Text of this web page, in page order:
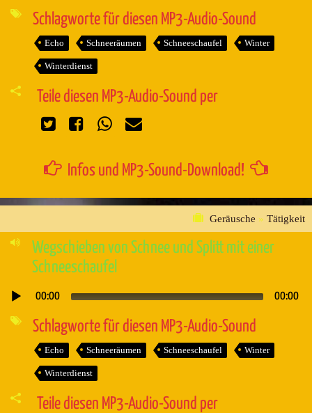
Schlagworte für diesen MP3-Audio-Sound
Echo Schneeräumen Schneeschaufel Winter
Winterdienst
Teile diesen MP3-Audio-Sound per
Infos und MP3-Sound-Download!
Geräusche » Tätigkeit
Wegschieben von Schnee und Splitt mit einer
Schneeschaufel
Audio-
00:00 00:00
Schlagworte für diesen MP3-Audio-Sound
Echo Schneeräumen Schneeschaufel Winter
Winterdienst
Teile diesen MP3-Audio-Sound per